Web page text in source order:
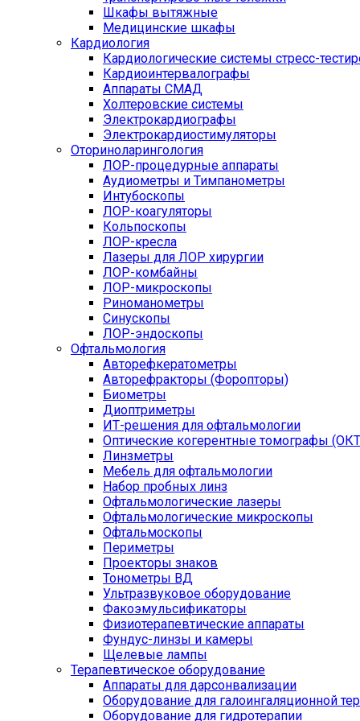
Шкафы вытяжные
Медицинские шкафы
Кардиология
Кардиологические системы стресс-
Кардиоинтервалографы
Аппараты СМАД
Холтеровские системы
Электрокардиографы
Электрокардиостимуляторы
Оториноларингология
ЛОР-процедурные аппараты
Аудиометры и Тимпанометры
Интубоскопы
ЛОР-коагуляторы
Кольпоскопы
ЛОР-кресла
Лазеры для ЛОР хирургии
ЛОР-комбайны
ЛОР-микроскопы
Риноманометры
Синускопы
ЛОР-эндоскопы
Офтальмология
Авторефкератометры
Авторефракторы (Форопторы)
Биометры
Диоптриметры
ИТ-решения для офтальмологии
Оптические когерентные томографы
Линзметры
Мебель для офтальмологии
Набор пробных линз
Офтальмологические лазеры
Офтальмологические микроскопы
Офтальмоскопы
Периметры
Проекторы знаков
Тонометры ВД
Ультразвуковое оборудование
Факоэмульсификаторы
Физиотерапевтические аппараты
Фундус-линзы и камеры
Щелевые лампы
Терапевтическое оборудование
Аппараты для дарсонвализации
Оборудование для галоингаляционной
Оборудование для гидротерапии